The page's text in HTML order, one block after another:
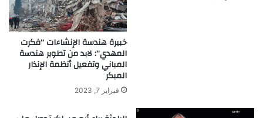
خبيرة هندسة الإنشاءات “فكرت
المهدي”: لابد من تطوير هندسة
المباني وتفعيل أنظمة الإنذار
المبكر
فبراير 7, 2023